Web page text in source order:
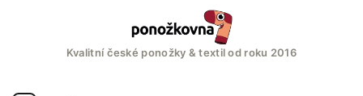
Kvalitní české ponožky & textil od roku 2016